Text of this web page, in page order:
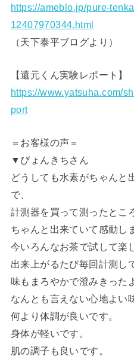
https://ameblo.jp/pure-
12407970344.html
（天下泰平ブログより）
【還元くん実験レポート】
https://www.yatsuha.com/
port
＝お客様の声＝
▼ぴょんきちさん
どうしても水素がちゃんと
で、
計測器を買って測ったとこ
ちゃんと出来ていて感動し
今いろんなお茶で試して楽
出来上がるたび毎回計測し
味もまろやかで澄みきった
なんとも言えない心地よい
何より体調が良いです。
身体が軽いです。
肌の調子も良いです。